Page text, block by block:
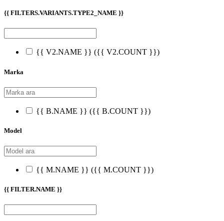
{{ FILTERS.VARIANTS.TYPE2_NAME }}
{{ V2.NAME }} ({{ V2.COUNT }})
Marka
{{ B.NAME }} ({{ B.COUNT }})
Model
{{ M.NAME }} ({{ M.COUNT }})
{{ FILTER.NAME }}